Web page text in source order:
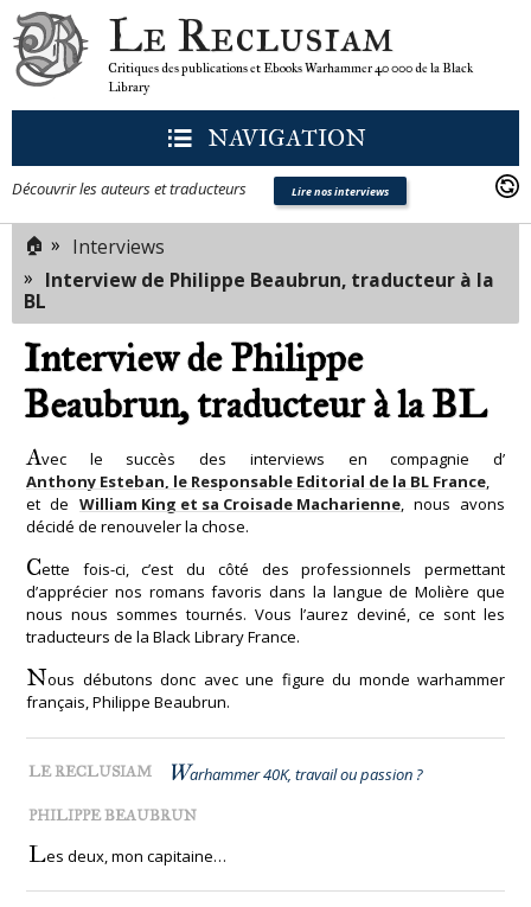
Le Reclusiam
Critiques des publications et Ebooks Warhammer 40 000 de la Black
Library
NAVIGATION
Découvrir les auteurs et traducteurs Lire nos interviews
🏠 » Interviews
» Interview de Philippe Beaubrun, traducteur à la
BL
Interview de Philippe
Beaubrun, traducteur à la BL
Avec le succès des interviews en compagnie d’
Anthony Esteban, le Responsable Editorial de la BL France,
et de William King et sa Croisade Macharienne, nous avons
décidé de renouveler la chose.
Cette fois-ci, c’est du côté des professionnels permettant
d’apprécier nos romans favoris dans la langue de Molière que
nous nous sommes tournés. Vous l’aurez deviné, ce sont les
traducteurs de la Black Library France.
Nous débutons donc avec une figure du monde warhammer
français, Philippe Beaubrun.
LE RECLUSIAM Warhammer 40K, travail ou passion ?
PHILIPPE BEAUBRUN
Les deux, mon capitaine…